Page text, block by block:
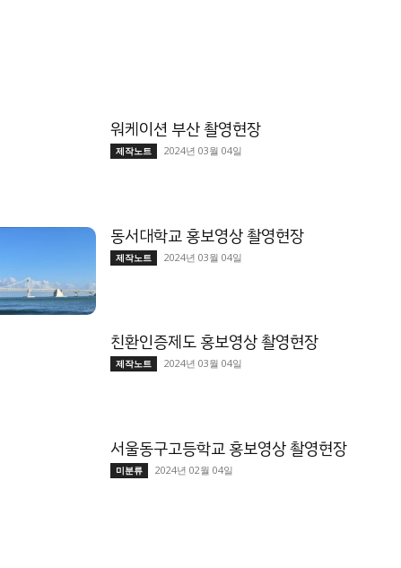
워케이션 부산 촬영현장
제작노트 2024년 03월 04일
동서대학교 홍보영상 촬영현장
제작노트 2024년 03월 04일
친환인증제도 홍보영상 촬영현장
제작노트 2024년 03월 04일
서울동구고등학교 홍보영상 촬영현장
미분류 2024년 02월 04일